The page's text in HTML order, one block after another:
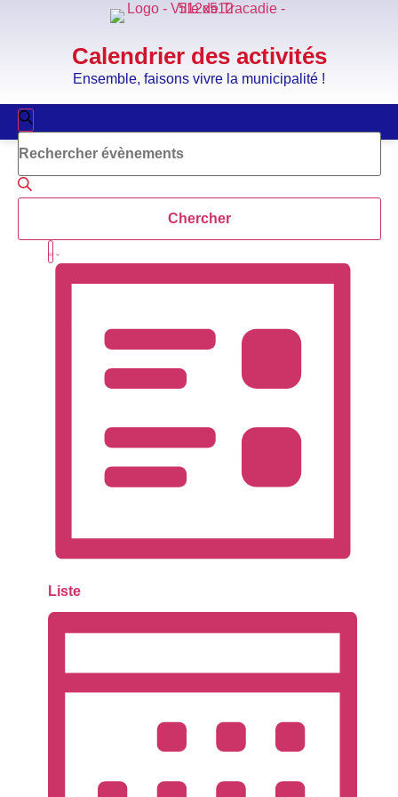
Calendrier des activités
Ensemble, faisons vivre la municipalité !
Recherche
et
navigation
vues
Évènements
Recherche
Saisir
mot-
Rechercher
Évènements
clé.
Chercher
de
Évènement
Liste
Liste